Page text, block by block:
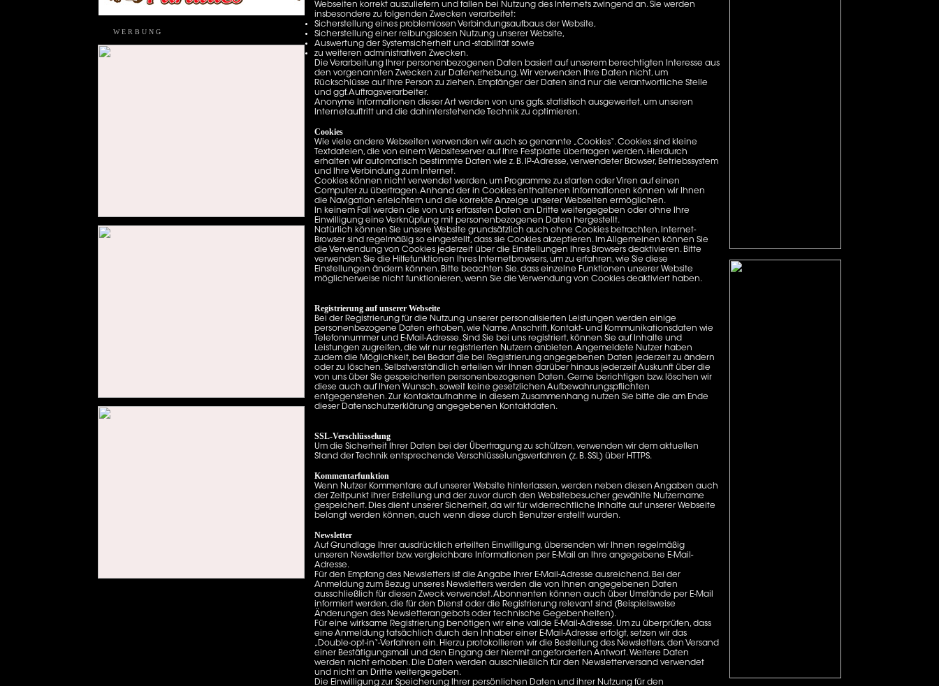
W E R B U N G
Webseiten korrekt auszuliefern und fallen bei Nutzung des Internets zwingend an. Sie werden
insbesondere zu folgenden Zwecken verarbeitet:
Sicherstellung eines problemlosen Verbindungsaufbaus der Website,
Sicherstellung einer reibungslosen Nutzung unserer Website,
Auswertung der Systemsicherheit und -stabilität sowie
zu weiteren administrativen Zwecken.
Die Verarbeitung Ihrer personenbezogenen Daten basiert auf unserem berechtigten Interesse aus
den vorgenannten Zwecken zur Datenerhebung. Wir verwenden Ihre Daten nicht, um
Rückschlüsse auf Ihre Person zu ziehen. Empfänger der Daten sind nur die verantwortliche Stelle
und ggf. Auftragsverarbeiter.
Anonyme Informationen dieser Art werden von uns ggfs. statistisch ausgewertet, um unseren
Internetauftritt und die dahinterstehende Technik zu optimieren.
Cookies
Wie viele andere Webseiten verwenden wir auch so genannte „Cookies“. Cookies sind kleine
Textdateien, die von einem Websiteserver auf Ihre Festplatte übertragen werden. Hierdurch
erhalten wir automatisch bestimmte Daten wie z. B. IP-Adresse, verwendeter Browser, Betriebssystem
und Ihre Verbindung zum Internet.
Cookies können nicht verwendet werden, um Programme zu starten oder Viren auf einen
Computer zu übertragen. Anhand der in Cookies enthaltenen Informationen können wir Ihnen
die Navigation erleichtern und die korrekte Anzeige unserer Webseiten ermöglichen.
In keinem Fall werden die von uns erfassten Daten an Dritte weitergegeben oder ohne Ihre
Einwilligung eine Verknüpfung mit personenbezogenen Daten hergestellt.
Natürlich können Sie unsere Website grundsätzlich auch ohne Cookies betrachten. Internet-
Browser sind regelmäßig so eingestellt, dass sie Cookies akzeptieren. Im Allgemeinen können Sie
die Verwendung von Cookies jederzeit über die Einstellungen Ihres Browsers deaktivieren. Bitte
verwenden Sie die Hilfefunktionen Ihres Internetbrowsers, um zu erfahren, wie Sie diese
Einstellungen ändern können. Bitte beachten Sie, dass einzelne Funktionen unserer Website
möglicherweise nicht funktionieren, wenn Sie die Verwendung von Cookies deaktiviert haben.
Registrierung auf unserer Webseite
Bei der Registrierung für die Nutzung unserer personalisierten Leistungen werden einige
personenbezogene Daten erhoben, wie Name, Anschrift, Kontakt- und Kommunikationsdaten wie
Telefonnummer und E-Mail-Adresse. Sind Sie bei uns registriert, können Sie auf Inhalte und
Leistungen zugreifen, die wir nur registrierten Nutzern anbieten. Angemeldete Nutzer haben
zudem die Möglichkeit, bei Bedarf die bei Registrierung angegebenen Daten jederzeit zu ändern
oder zu löschen. Selbstverständlich erteilen wir Ihnen darüber hinaus jederzeit Auskunft über die
von uns über Sie gespeicherten personenbezogenen Daten. Gerne berichtigen bzw. löschen wir
diese auch auf Ihren Wunsch, soweit keine gesetzlichen Aufbewahrungspflichten
entgegenstehen. Zur Kontaktaufnahme in diesem Zusammenhang nutzen Sie bitte die am Ende
dieser Datenschutzerklärung angegebenen Kontaktdaten.
SSL-Verschlüsselung
Um die Sicherheit Ihrer Daten bei der Übertragung zu schützen, verwenden wir dem aktuellen
Stand der Technik entsprechende Verschlüsselungsverfahren (z. B. SSL) über HTTPS.
Kommentarfunktion
Wenn Nutzer Kommentare auf unserer Website hinterlassen, werden neben diesen Angaben auch
der Zeitpunkt ihrer Erstellung und der zuvor durch den Websitebesucher gewählte Nutzername
gespeichert. Dies dient unserer Sicherheit, da wir für widerrechtliche Inhalte auf unserer Webseite
belangt werden können, auch wenn diese durch Benutzer erstellt wurden.
Newsletter
Auf Grundlage Ihrer ausdrücklich erteilten Einwilligung, übersenden wir Ihnen regelmäßig
unseren Newsletter bzw. vergleichbare Informationen per E-Mail an Ihre angegebene E-Mail-
Adresse.
Für den Empfang des Newsletters ist die Angabe Ihrer E-Mail-Adresse ausreichend. Bei der
Anmeldung zum Bezug unseres Newsletters werden die von Ihnen angegebenen Daten
ausschließlich für diesen Zweck verwendet. Abonnenten können auch über Umstände per E-Mail
informiert werden, die für den Dienst oder die Registrierung relevant sind (Beispielsweise
Änderungen des Newsletterangebots oder technische Gegebenheiten).
Für eine wirksame Registrierung benötigen wir eine valide E-Mail-Adresse. Um zu überprüfen, dass
eine Anmeldung tatsächlich durch den Inhaber einer E-Mail-Adresse erfolgt, setzen wir das
„Double-opt-in“-Verfahren ein. Hierzu protokollieren wir die Bestellung des Newsletters, den Versand
einer Bestätigungsmail und den Eingang der hiermit angeforderten Antwort. Weitere Daten
werden nicht erhoben. Die Daten werden ausschließlich für den Newsletterversand verwendet
und nicht an Dritte weitergegeben.
Die Einwilligung zur Speicherung Ihrer persönlichen Daten und ihrer Nutzung für den